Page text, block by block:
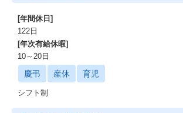
[年間休日]
122日
[年次有給休暇]
10～20日
慶弔 産休 育児
シフト制